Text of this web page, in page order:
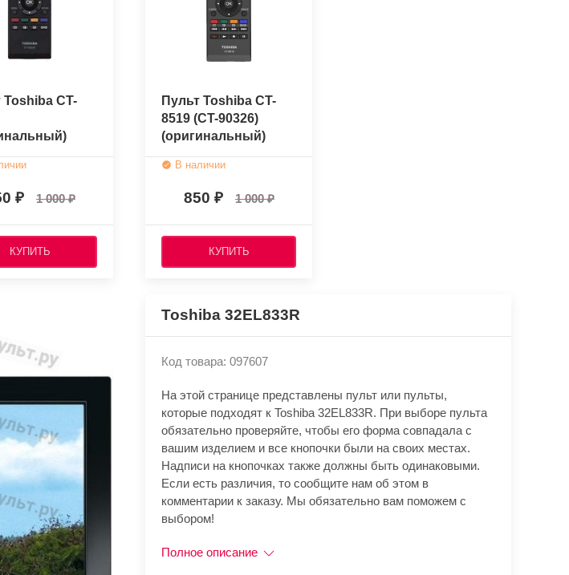
Toshiba CT-
1 000
КУПИТЬ
Пульт Toshiba CT-
8519 (CT-90326)
(оригинальный)
В наличии
850 1 000
КУПИТЬ
Toshiba 32EL833R
Код товара: 097607
На этой странице представлены пульт или пульты,
которые подходят к Toshiba 32EL833R. При выборе пульта
обязательно проверяйте, чтобы его форма совпадала с
вашим изделием и все кнопочки были на своих местах.
Надписи на кнопочках также должны быть одинаковыми.
Если есть различия, то сообщите нам об этом в
комментарии к заказу. Мы обязательно вам поможем с
выбором!
Полное описание